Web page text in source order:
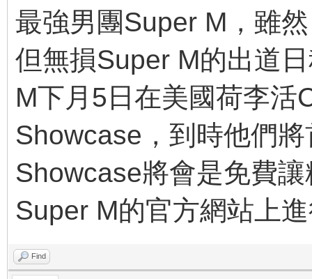
最強男團Super M，雖
但無損Super M的出道
M下月5日在美國荷李
Showcase，到時他們
Showcase將會是免費
Super M的官方網站上
Find